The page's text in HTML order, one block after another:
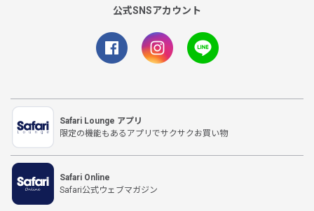
公式SNSアカウント
Safari Lounge アプリ
限定の機能もあるアプリでサクサクお買い物
Safari Online
Safari公式ウェブマガジン